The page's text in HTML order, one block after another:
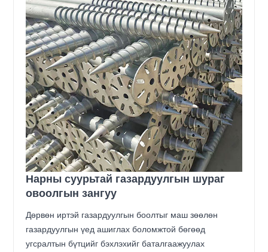
Нарны суурьтай газардуулгын шураг
овоолгын зангуу
Дөрвөн иртэй газардуулгын боолтыг маш зөөлөн
газардуулгын үед ашиглах боломжтой бөгөөд
угсралтын бүтцийг бэхлэхийг баталгаажуулах